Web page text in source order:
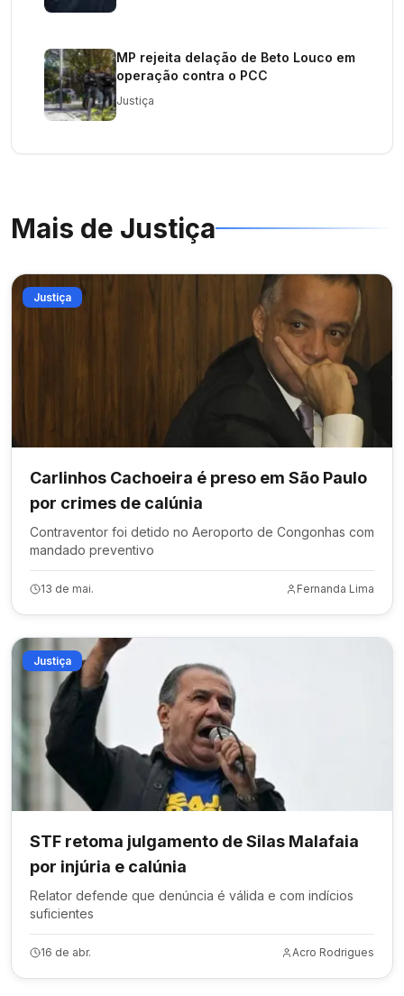
MP rejeita delação de Beto Louco em
operação contra o PCC
Justiça
Mais de Justiça
Justiça
Carlinhos Cachoeira é preso em São Paulo
por crimes de calúnia
Contraventor foi detido no Aeroporto de Congonhas com
mandado preventivo
13 de mai. Fernanda Lima
Justiça
STF retoma julgamento de Silas Malafaia
por injúria e calúnia
Relator defende que denúncia é válida e com indícios
suficientes
16 de abr. Acro Rodrigues